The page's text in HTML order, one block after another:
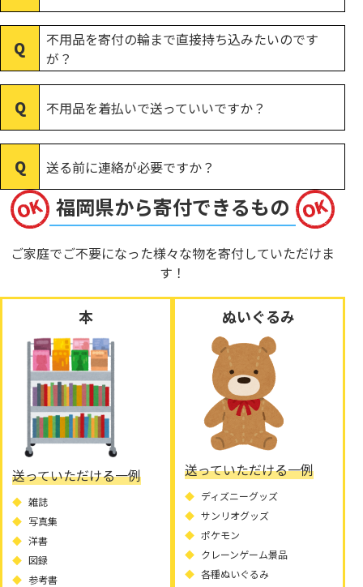
不用品を寄付の輪まで直接持ち込みたいのです
が？
不用品を着払いで送っていいですか？
送る前に連絡が必要ですか？
福岡県から寄付できるもの
ご家庭でご不要になった様々な物を寄付していただけま
す！
本
送っていただける一例
雑誌
写真集
洋書
図録
参考書
ぬいぐるみ
送っていただける一例
ディズニーグッズ
サンリオグッズ
ポケモン
クレーンゲーム景品
各種ぬいぐるみ